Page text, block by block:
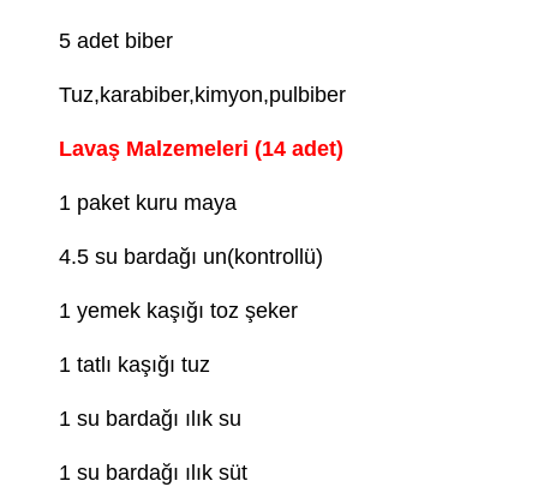
5 adet biber
Tuz,karabiber,kimyon,pulbiber
Lavaş Malzemeleri (14 adet)
1 paket kuru maya
4.5 su bardağı un(kontrollü)
1 yemek kaşığı toz şeker
1 tatlı kaşığı tuz
1 su bardağı ılık su
1 su bardağı ılık süt